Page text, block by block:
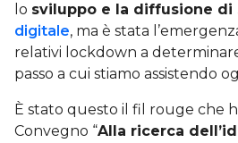
lo sviluppo e la diffusione di
digitale, ma è stata
relativi lockdown a
passo a cui stiamo assistendo
È stato questo il fil rouge che
Convegno “Alla ricerca